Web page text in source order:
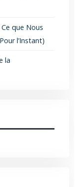
que Nous
l’Instant)
la